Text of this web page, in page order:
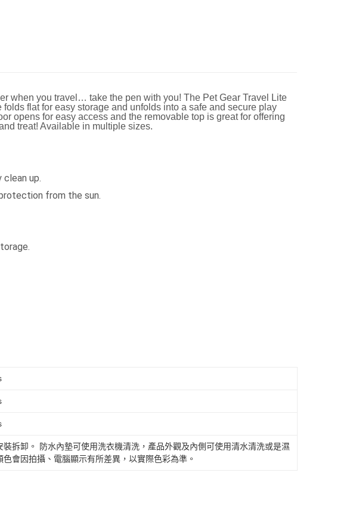
when you travel… take the pen with you! The Pet Gear Travel Lite
flat for easy storage and unfolds into a safe and secure play
opens for easy access and the removable top is great for offering
treat! Available in multiple sizes.
up.
from the sun.
裝拆卸。 防水內墊可使用洗衣機清洗，產品外觀及內側可使用清水清洗或是濕
會因拍攝、電腦顯示有所差異，以實際色彩為準。